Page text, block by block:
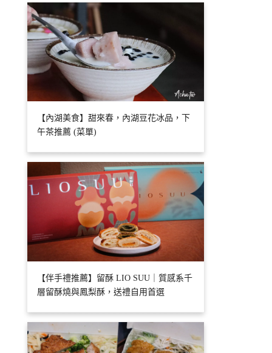
【內湖美食】甜來春，內湖豆花冰品，下
午茶推薦 (菜單)
【伴手禮推薦】留酥 LIO SUU｜質感系千
層留酥燒與鳳梨酥，送禮自用首選